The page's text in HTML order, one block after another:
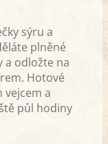
sýru a
plněné
a odložte na
Hotové
vejcem a
půl hodiny